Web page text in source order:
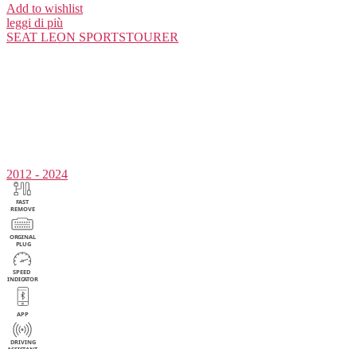
Add to wishlist
leggi di più
SEAT LEON SPORTSTOURER
2012 - 2024